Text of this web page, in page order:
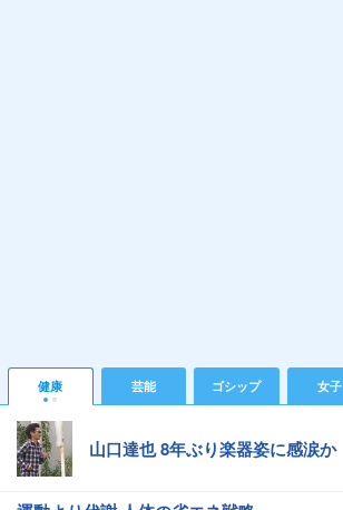
健康 芸能 ゴシップ 女子
山口達也 8年ぶり楽器姿に感涙か